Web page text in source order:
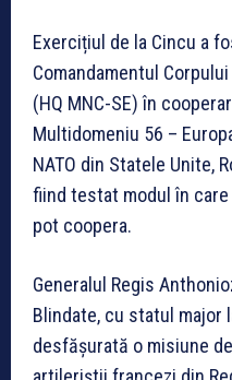
Exercițiul de la Cincu a
Comandamentul
(HQ MNC-SE) în
Multidomeniu 56 –
NATO din Statele Unite,
fiind testat modul în
pot coopera.
Generalul Regis
Blindate, cu statul major
desfășurată o misiune